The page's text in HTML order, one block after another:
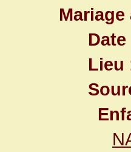
Mariage
Date
Lieu